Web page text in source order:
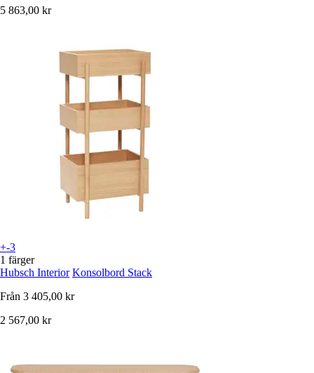
5 863,00 kr
+-3
1 färger
Hubsch Interior Konsolbord Stack
Från 3 405,00 kr
2 567,00 kr